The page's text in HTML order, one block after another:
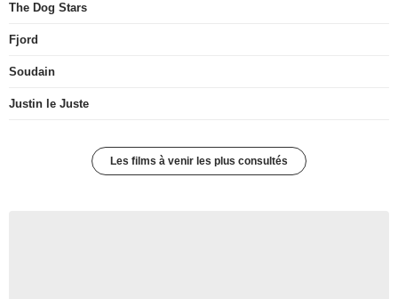
The Dog Stars
Fjord
Soudain
Justin le Juste
Les films à venir les plus consultés